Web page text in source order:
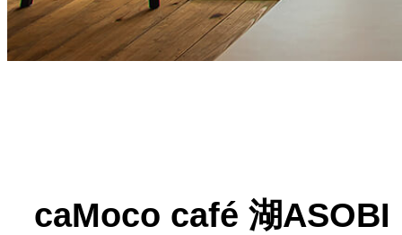
caMoco café 湖ASOBI